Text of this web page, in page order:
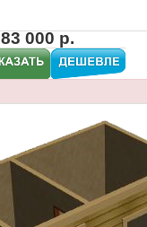
000 р.